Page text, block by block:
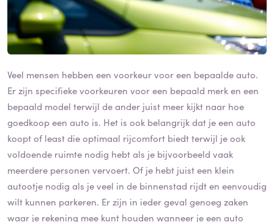
Veel mensen hebben een voorkeur voor een bepaalde auto.
Er zijn specifieke voorkeuren voor een bepaald merk en een
bepaald model terwijl de ander juist meer kijkt naar hoe
goedkoop een auto is. Het is ook belangrijk dat je een auto
koopt of least die optimaal rijcomfort biedt terwijl je ook
voldoende ruimte nodig hebt als je bijvoorbeeld vaak
meerdere personen vervoert. Of je hebt juist een klein
autootje nodig als je veel in de binnenstad rijdt en eenvoudig
wilt kunnen parkeren. Er zijn in ieder geval genoeg zaken
waar je rekening mee kunt houden wanneer je een auto